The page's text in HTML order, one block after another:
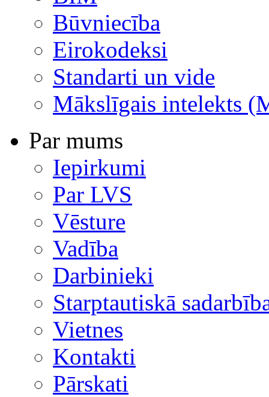
Būvniecība
Eirokodeksi
Standarti un vide
Mākslīgais intelekts
Par mums
Iepirkumi
Par LVS
Vēsture
Vadība
Darbinieki
Starptautiskā
Vietnes
Kontakti
Pārskati